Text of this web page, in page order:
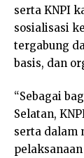
serta KNPI
sosialisasi
tergabung
basis, dan
“Sebagai
Selatan,
serta dalam